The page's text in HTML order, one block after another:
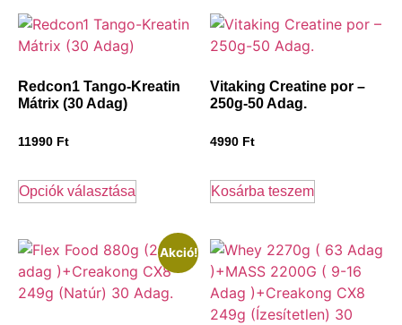
Redcon1 Tango-Kreatin
Mátrix (30 Adag)
11990 Ft
Opciók választása
Vitaking Creatine por –
250g-50 Adag.
4990 Ft
Kosárba teszem
Akció!